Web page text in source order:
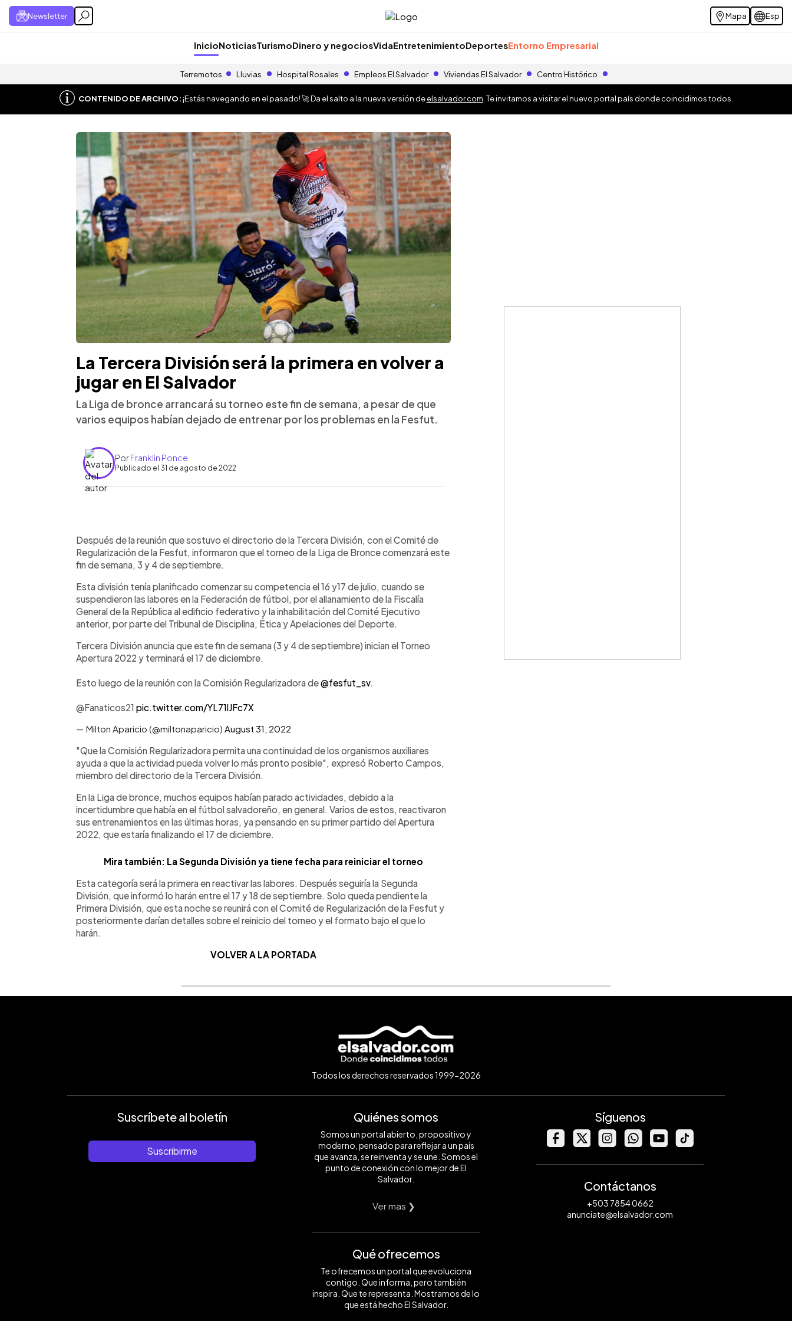
Newsletter Mapa Esp
InicioNoticiasTurismoDinero y negociosVidaEntretenimientoDeportesEntorno Empresarial
Terremotos Lluvias Hospital Rosales Empleos El Salvador Viviendas El Salvador Centro Histórico
CONTENIDO DE ARCHIVO:¡Estás navegando en el pasado! 🚀 Da el salto a la nueva versión deelsalvador.com . Te invitamos a visitar el nuevo portal país donde coincidimos todos.
La Tercera División será la primera en volver a
jugar en El Salvador
La Liga de bronce arrancará su torneo este fin de semana, a pesar de que
varios equipos habían dejado de entrenar por los problemas en la Fesfut.
PorFranklin Ponce
Publicado el 31 de agosto de 2022
► Escuchar artículo
Después de la reunión que sostuvo el directorio de la Tercera División, con el Comité de
Regularización de la Fesfut, informaron que el torneo de la Liga de Bronce comenzará este
fin de semana, 3 y 4 de septiembre.
Esta división tenía planificado comenzar su competencia el 16 y17 de julio, cuando se
suspendieron las labores en la Federación de fútbol, por el allanamiento de la Fiscalía
General de la República al edificio federativo y la inhabilitación del Comité Ejecutivo
anterior, por parte del Tribunal de Disciplina, Ética y Apelaciones del Deporte.
Tercera División anuncia que este fin de semana (3 y 4 de septiembre) inician el Torneo
Apertura 2022 y terminará el 17 de diciembre.
Esto luego de la reunión con la Comisión Regularizadora de@fesfut_sv.
@Fanaticos21 pic.twitter.com/YL71lJFc7X
— Milton Aparicio (@miltonaparicio) August 31, 2022
"Que la Comisión Regularizadora permita una continuidad de los organismos auxiliares
ayuda a que la actividad pueda volver lo más pronto posible", expresó Roberto Campos,
miembro del directorio de la Tercera División.
En la Liga de bronce, muchos equipos habían parado actividades, debido a la
incertidumbre que había en el fútbol salvadoreño, en general. Varios de estos, reactivaron
sus entrenamientos en las últimas horas, ya pensando en su primer partido del Apertura
2022, que estaría finalizando el 17 de diciembre.
Mira también: La Segunda División ya tiene fecha para reiniciar el torneo
Esta categoría será la primera en reactivar las labores. Después seguiría la Segunda
División, que informó lo harán entre el 17 y 18 de septiembre. Solo queda pendiente la
Primera División, que esta noche se reunirá con el Comité de Regularización de la Fesfut y
posteriormente darían detalles sobre el reinicio del torneo y el formato bajo el que lo
harán.
VOLVER A LA PORTADA
Todos los derechos reservados 1999-2026
Suscríbete al boletín
Suscribirme
Quiénes somos
Somos un portal abierto, propositivo y
moderno, pensado para reflejar a un país
que avanza, se reinventa y se une. Somos el
punto de conexión con lo mejor de El
Salvador.
Ver mas ❯
Qué ofrecemos
Te ofrecemos un portal que evoluciona
contigo. Que informa, pero también
inspira. Que te representa. Mostramos de lo
que está hecho El Salvador.
Síguenos
Contáctanos
+503 7854 0662
anunciate@elsalvador.com